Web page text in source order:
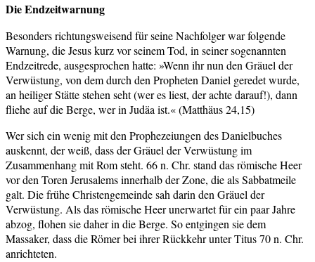
Die Endzeitwarnung
Besonders richtungsweisend für seine Nachfolger war folgende
Warnung, die Jesus kurz vor seinem Tod, in seiner sogenannten
Endzeitrede, ausgesprochen hatte: »Wenn ihr nun den Gräuel der
Verwüstung, von dem durch den Propheten Daniel geredet wurde,
an heiliger Stätte stehen seht (wer es liest, der achte darauf!), dann
fliehe auf die Berge, wer in Judäa ist.« (Matthäus 24,15)
Wer sich ein wenig mit den Prophezeiungen des Danielbuches
auskennt, der weiß, dass der Gräuel der Verwüstung im
Zusammenhang mit Rom steht. 66 n. Chr. stand das römische Heer
vor den Toren Jerusalems innerhalb der Zone, die als Sabbatmeile
galt. Die frühe Christengemeinde sah darin den Gräuel der
Verwüstung. Als das römische Heer unerwartet für ein paar Jahre
abzog, flohen sie daher in die Berge. So entgingen sie dem
Massaker, dass die Römer bei ihrer Rückkehr unter Titus 70 n. Chr.
anrichteten.